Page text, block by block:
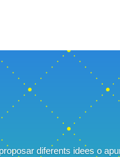
diferents idees o